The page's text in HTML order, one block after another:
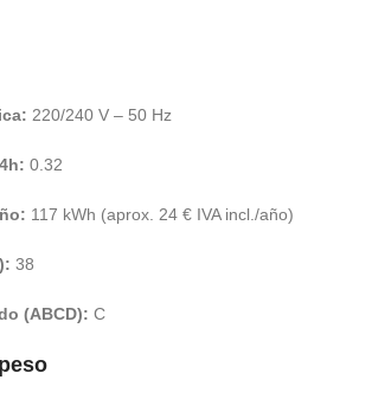
220/240 V – 50 Hz
0.32
117 kWh (aprox. 24 € IVA incl./año)
38
(ABCD): C